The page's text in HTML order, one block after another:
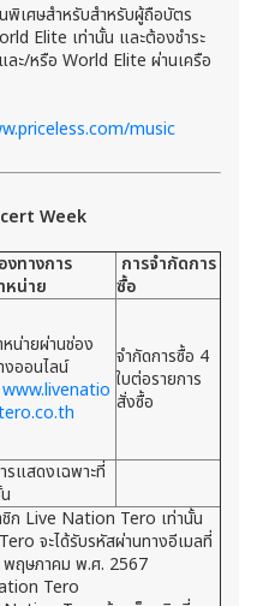
พิเศษสำหรับสำหรับผู้ถือบัตร
Elite เท่านั้น และต้องชำระ
ละ/หรือ World Elite ผ่านเครือ
music
Week
งทางการ
หน่าย
การจำกัดการ
ซื้อ
หน่ายผ่านช่อง
งออนไลน์
www.livenatio
จำกัดการซื้อ 4
ใบต่อรายการ
สั่งซื้อ
รแสดงเฉพาะที่
ชิก Live Nation Tero เท่านั้น
จะได้รับรหัสผ่านทางอีเมลที่
พฤษภาคม พ.ศ. 2567
Tero